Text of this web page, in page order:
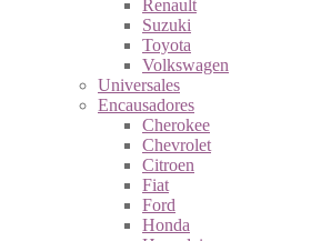
Renault
Suzuki
Toyota
Volkswagen
Universales
Encausadores
Cherokee
Chevrolet
Citroen
Fiat
Ford
Honda